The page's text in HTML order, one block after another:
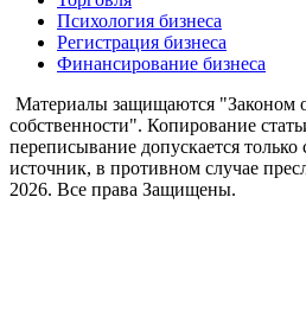
Психология бизнеса
Регистрация бизнеса
Финансирование бизнеса
Материалы защищаются "Законом
собственности". Копирование
переписывание допускается
источник, в противном случае
2026. Все права Защищены.